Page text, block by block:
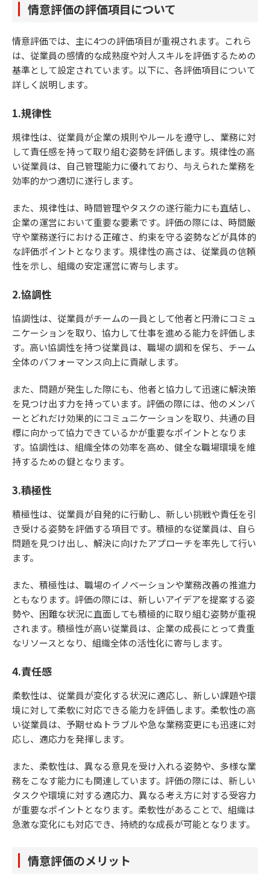
情意評価の評価項目について
情意評価では、主に4つの評価項目が重視されます。これら
は、従業員の感情的な成熟度や対人スキルを評価するための
基準として設定されています。以下に、各評価項目について
詳しく説明します。
1.規律性
規律性は、従業員が企業の規則やルールを遵守し、業務に対
して責任感を持って取り組む姿勢を評価します。規律性の高
い従業員は、自己管理能力に優れており、与えられた業務を
効率的かつ適切に遂行します。
また、規律性は、時間管理やタスクの遂行能力にも直結し、
企業の運営において重要な要素です。評価の際には、時間厳
守や業務遂行における正確さ、約束を守る姿勢などが具体的
な評価ポイントとなります。規律性の高さは、従業員の信頼
性を示し、組織の安定運営に寄与します。
2.協調性
協調性は、従業員がチームの一員として他者と円滑にコミュ
ニケーションを取り、協力して仕事を進める能力を評価しま
す。高い協調性を持つ従業員は、職場の調和を保ち、チーム
全体のパフォーマンス向上に貢献します。
また、問題が発生した際にも、他者と協力して迅速に解決策
を見つけ出す力を持っています。評価の際には、他のメンバ
ーとどれだけ効果的にコミュニケーションを取り、共通の目
標に向かって協力できているかが重要なポイントとなりま
す。協調性は、組織全体の効率を高め、健全な職場環境を維
持するための鍵となります。
3.積極性
積極性は、従業員が自発的に行動し、新しい挑戦や責任を引
き受ける姿勢を評価する項目です。積極的な従業員は、自ら
問題を見つけ出し、解決に向けたアプローチを率先して行い
ます。
また、積極性は、職場のイノベーションや業務改善の推進力
ともなります。評価の際には、新しいアイデアを提案する姿
勢や、困難な状況に直面しても積極的に取り組む姿勢が重視
されます。積極性が高い従業員は、企業の成長にとって貴重
なリソースとなり、組織全体の活性化に寄与します。
4.責任感
柔軟性は、従業員が変化する状況に適応し、新しい課題や環
境に対して柔軟に対応できる能力を評価します。柔軟性の高
い従業員は、予期せぬトラブルや急な業務変更にも迅速に対
応し、適応力を発揮します。
また、柔軟性は、異なる意見を受け入れる姿勢や、多様な業
務をこなす能力にも関連しています。評価の際には、新しい
タスクや環境に対する適応力、異なる考え方に対する受容力
が重要なポイントとなります。柔軟性があることで、組織は
急激な変化にも対応でき、持続的な成長が可能となります。
情意評価のメリット